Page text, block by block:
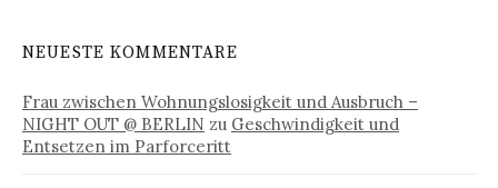
NEUESTE KOMMENTARE
Frau zwischen Wohnungslosigkeit und Ausbruch –
NIGHT OUT @ BERLIN zu Geschwindigkeit und
Entsetzen im Parforceritt